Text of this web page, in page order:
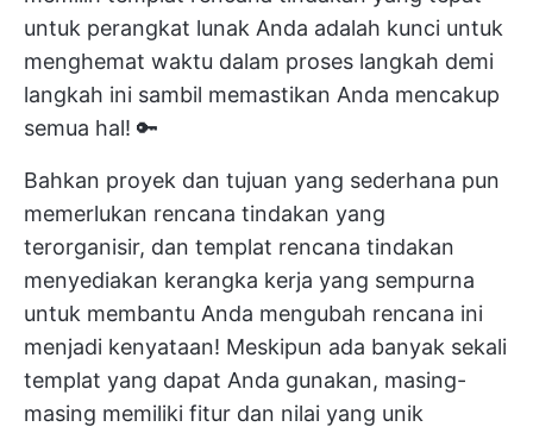
untuk perangkat lunak Anda adalah kunci untuk
menghemat waktu dalam proses langkah demi
langkah ini sambil memastikan Anda mencakup
semua hal! 🔑
Bahkan proyek dan tujuan yang sederhana pun
memerlukan rencana tindakan yang
terorganisir, dan templat rencana tindakan
menyediakan kerangka kerja yang sempurna
untuk membantu Anda mengubah rencana ini
menjadi kenyataan! Meskipun ada banyak sekali
templat yang dapat Anda gunakan, masing-
masing memiliki fitur dan nilai yang unik